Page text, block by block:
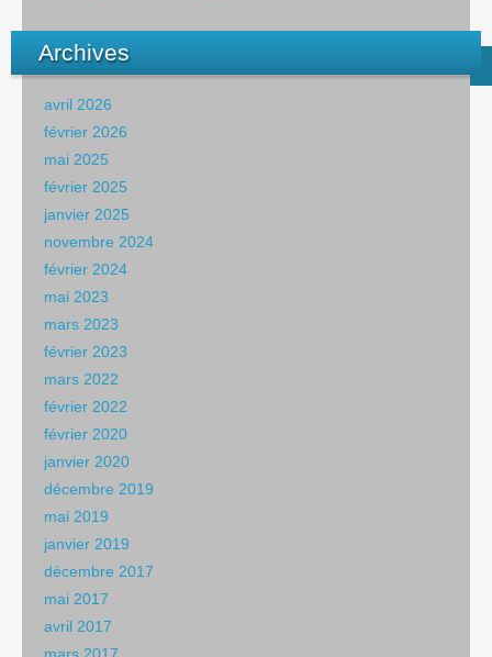
Archives
avril 2026
février 2026
mai 2025
février 2025
janvier 2025
novembre 2024
février 2024
mai 2023
mars 2023
février 2023
mars 2022
février 2022
février 2020
janvier 2020
décembre 2019
mai 2019
janvier 2019
décembre 2017
mai 2017
avril 2017